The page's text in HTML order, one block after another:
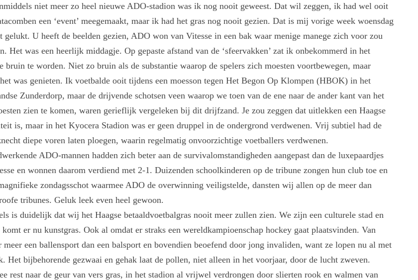
niet meer zo heel nieuwe ADO-stadion was ik nog nooit geweest. Dat wil zeggen, ik had wel ooit
een ‘event’ meegemaakt, maar ik had het gras nog nooit gezien. Dat is mij vorige week woensdag
gelukt. U heeft de beelden gezien, ADO won van Vitesse in een bak waar menige manege zich voor zou
Het was een heerlijk middagje. Op gepaste afstand van de ‘sfeervakken’ zat ik onbekommerd in het
bruin te worden. Niet zo bruin als de substantie waarop de spelers zich moesten voortbewegen, maar
was genieten. Ik voetbalde ooit tijdens een moesson tegen Het Begon Op Klompen (HBOK) in het
Zunderdorp, maar de drijvende schotsen veen waarop we toen van de ene naar de ander kant van het
zien te komen, waren gerieflijk vergeleken bij dit drijfzand. Je zou zeggen dat uitlekken een Haagse
is, maar in het Kyocera Stadion was er geen druppel in de ondergrond verdwenen. Vrij subtiel had de
diepe voren laten ploegen, waarin regelmatig onvoorzichtige voetballers verdwenen.
ADO-mannen hadden zich beter aan de survivalomstandigheden aangepast dan de luxepaardjes
en wonnen daarom verdiend met 2-1. Duizenden schoolkinderen op de tribune zongen hun club toe en
zondagsschot waarmee ADO de overwinning veiligstelde, dansten wij allen op de meer dan
tribunes. Geluk leek even heel gewoon.
is duidelijk dat wij het Haagse betaaldvoetbalgras nooit meer zullen zien. We zijn een culturele stad en
komt er nu kunstgras. Ook al omdat er straks een wereldkampioenschap hockey gaat plaatsvinden. Van
meer een ballensport dan een balsport en bovendien beoefend door jong invaliden, want ze lopen nu al met
Het bijbehorende gezwaai en gehak laat de pollen, niet alleen in het voorjaar, door de lucht zweven.
rest naar de geur van vers gras, in het stadion al vrijwel verdrongen door slierten rook en walmen van